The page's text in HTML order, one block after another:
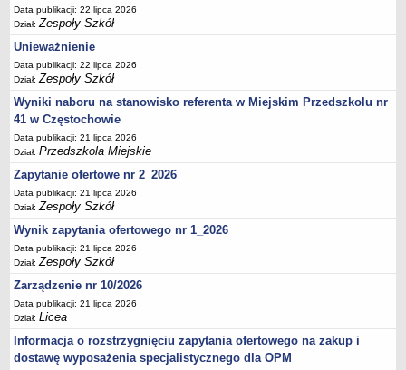
Data publikacji: 22 lipca 2026
Dział:Zespoły Szkół
Unieważnienie
Data publikacji: 22 lipca 2026
Dział:Zespoły Szkół
Wyniki naboru na stanowisko referenta w Miejskim Przedszkolu nr
41 w Częstochowie
Data publikacji: 21 lipca 2026
Dział:Przedszkola Miejskie
Zapytanie ofertowe nr 2_2026
Data publikacji: 21 lipca 2026
Dział:Zespoły Szkół
Wynik zapytania ofertowego nr 1_2026
Data publikacji: 21 lipca 2026
Dział:Zespoły Szkół
Zarządzenie nr 10/2026
Data publikacji: 21 lipca 2026
Dział:Licea
Informacja o rozstrzygnięciu zapytania ofertowego na zakup i
dostawę wyposażenia specjalistycznego dla OPM